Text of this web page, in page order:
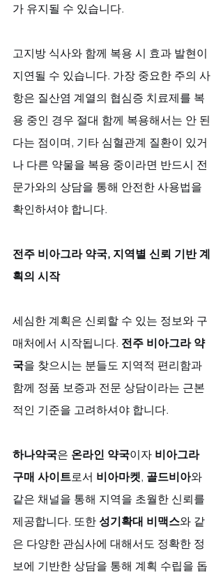
가 유지될 수 있습니다.
고지방 식사와 함께 복용 시 효과 발현이
지연될 수 있습니다. 가장 중요한 주의 사
항은 질산염 계열의 협심증 치료제를 복
용 중인 경우 절대 함께 복용해서는 안 된
다는 점이며, 기타 심혈관계 질환이 있거
나 다른 약물을 복용 중이라면 반드시 전
문가와의 상담을 통해 안전한 사용법을
확인하셔야 합니다.
전주 비아그라 약국, 지역별 신뢰 기반 계
획의 시작
세심한 계획은 신뢰할 수 있는 정보와 구
매처에서 시작됩니다. 전주 비아그라 약
국을 찾으시는 분들도 지역적 편리함과
함께 정품 보증과 전문 상담이라는 근본
적인 기준을 고려하셔야 합니다.
하나약국은 온라인 약국이자 비아그라
구매 사이트로서 비아마켓, 골드비아와
같은 채널을 통해 지역을 초월한 신뢰를
제공합니다. 또한 성기확대 비맥스와 같
은 다양한 관심사에 대해서도 정확한 정
보에 기반한 상담을 통해 계획 수립을 돕